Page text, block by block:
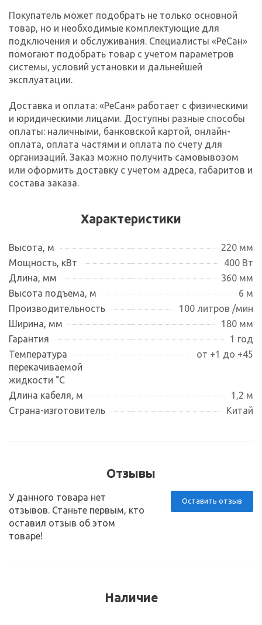
Покупатель может подобрать не только основной
товар, но и необходимые комплектующие для
подключения и обслуживания. Специалисты «РеСан»
помогают подобрать товар с учетом параметров
системы, условий установки и дальнейшей
эксплуатации.
Доставка и оплата: «РеСан» работает с физическими
и юридическими лицами. Доступны разные способы
оплаты: наличными, банковской картой, онлайн-
оплата, оплата частями и оплата по счету для
организаций. Заказ можно получить самовывозом
или оформить доставку с учетом адреса, габаритов и
состава заказа.
Характеристики
Высота, м
220 мм
Мощность, кВт
400 Вт
Длина, мм
360 мм
Высота подъема, м
6 м
Производительность
100 литров /мин
Ширина, мм
180 мм
Гарантия
1 год
Температура
перекачиваемой
жидкости °С
от +1 до +45
Длина кабеля, м
1,2 м
Страна-изготовитель
Китай
Отзывы
Оставить отзыв
У данного товара нет
отзывов. Станьте первым, кто
оставил отзыв об этом
товаре!
Наличие